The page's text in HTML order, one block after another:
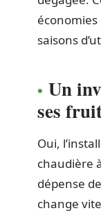
saisons
Un
ses
Oui,
chaudière
dépense
change